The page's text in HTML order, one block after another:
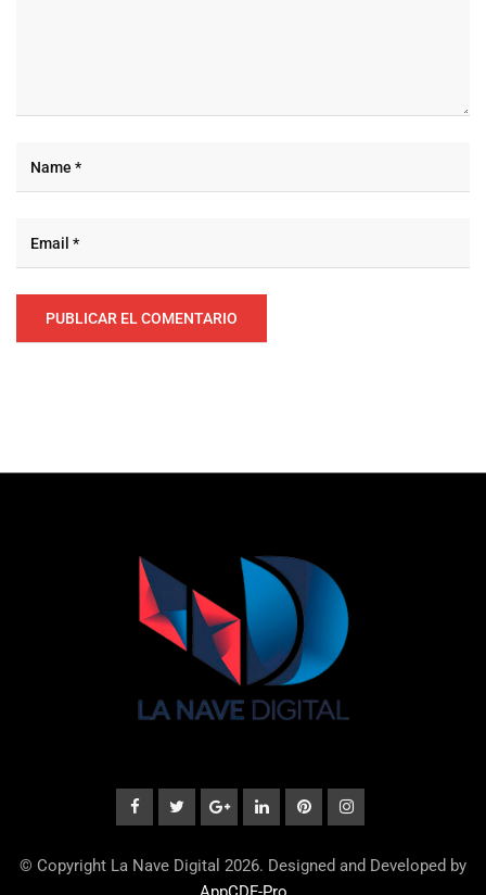
© Copyright La Nave Digital 2026. Designed and Developed by